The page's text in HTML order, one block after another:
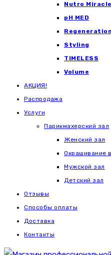
Nutro Miracle
pH MED
Styling
TIMELESS
Volume
АКЦИЯ!
Распродажа
Услуги
Парикмахерский зал
Женский зал
Окрашивание
Мужской зал
Детский зал
Отзывы
Способы оплаты
Доставка
Контакты